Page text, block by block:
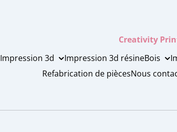
Creativity
Impression 3d Impression 3d résineBois
Refabrication de piècesNous